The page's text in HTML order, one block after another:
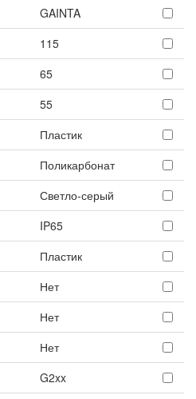
GAINTA
115
65
55
Пластик
Поликарбонат
Светло-серый
IP65
Пластик
Нет
Нет
Нет
G2xx